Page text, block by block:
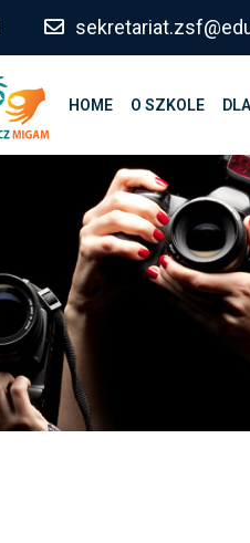
HOME O SZKOLE